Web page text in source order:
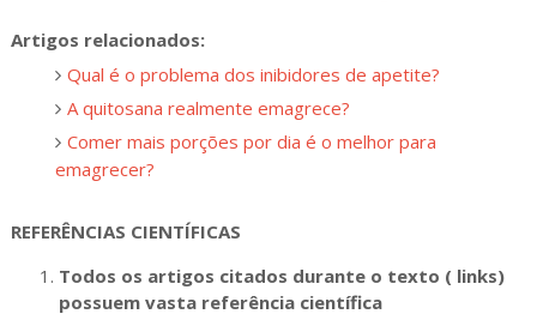
Artigos relacionados:
Qual é o problema dos inibidores de apetite?
A quitosana realmente emagrece?
Comer mais porções por dia é o melhor para
emagrecer?
REFERÊNCIAS CIENTÍFICAS
Todos os artigos citados durante o texto ( links)
possuem vasta referência científica